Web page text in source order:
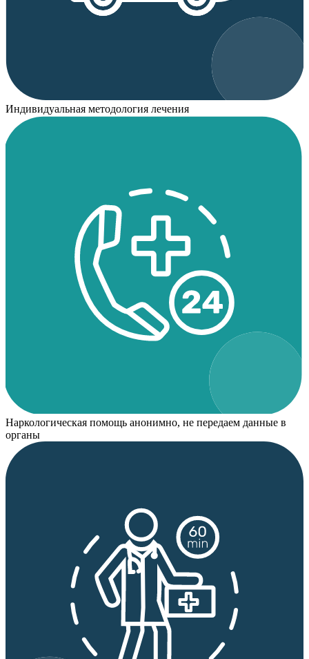
Индивидуальная методология лечения
Наркологическая помощь анонимно, не передаем данные в
органы